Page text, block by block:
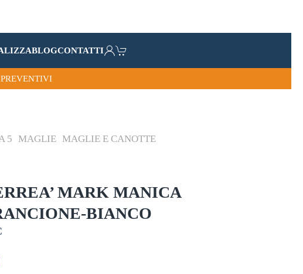
BLOGCONTATTI
PREVENTIVI
5 MAGLIE MAGLIE E CANOTTE
MARK MANICA
BIANCO